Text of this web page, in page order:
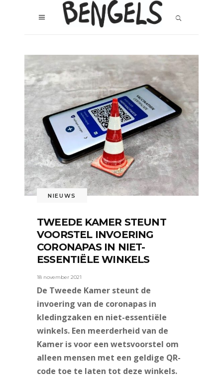
NIEUWS
TWEEDE KAMER STEUNT
VOORSTEL INVOERING
CORONAPAS IN NIET-
ESSENTIËLE WINKELS
18 november 2021
De Tweede Kamer steunt de
invoering van de coronapas in
kledingzaken en niet-essentiële
winkels. Een meerderheid van de
Kamer is voor een wetsvoorstel om
alleen mensen met een geldige QR-
code toe te laten tot deze winkels.